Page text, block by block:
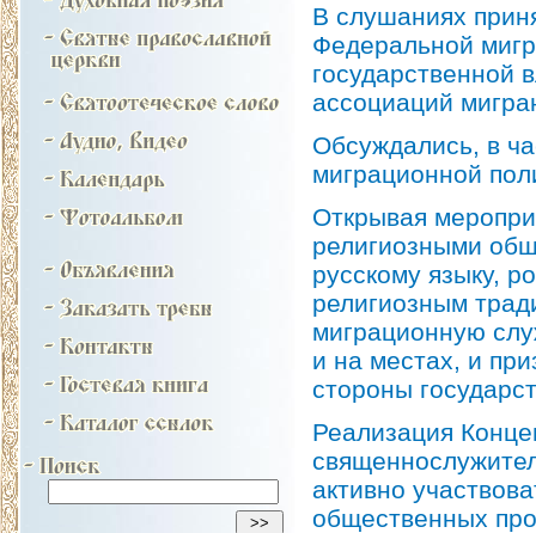
В слушаниях
Федеральной
государственной
ассоциаций
Обсуждались, в
миграционной
Открывая
религиозными
русскому языку,
религиозным
миграционную
и на местах, и
стороны
Реализация
активно
общественных